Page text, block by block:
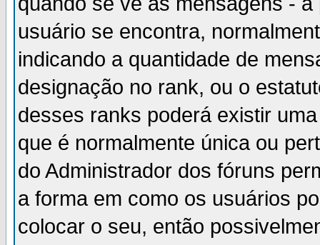
usuário se encontra,
indicando a quantidade de
designação no rank, ou o
desses ranks poderá existir
que é normalmente única ou
do Administrador dos fóruns
a forma em como os usuários
colocar o seu, então